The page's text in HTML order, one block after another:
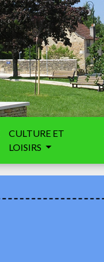
CULTURE ET
LOISIRS